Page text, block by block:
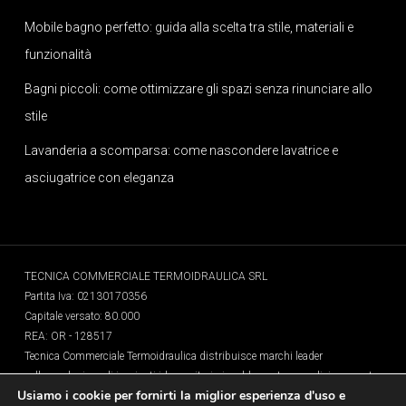
Mobile bagno perfetto: guida alla scelta tra stile, materiali e
funzionalità
Bagni piccoli: come ottimizzare gli spazi senza rinunciare allo
stile
Lavanderia a scomparsa: come nascondere lavatrice e
asciugatrice con eleganza
TECNICA COMMERCIALE TERMOIDRAULICA SRL
Partita Iva: 02130170356
Capitale versato: 80.000
REA: OR - 128517
Tecnica Commerciale Termoidraulica distribuisce marchi leader
nella produzione di impianti idrosanitari, riscaldamento e condizionamento,
sistemi per lo sfruttamento di risorse rinnovabili ed il risparmio energetico,
Usiamo i cookie per fornirti la miglior esperienza d'uso e